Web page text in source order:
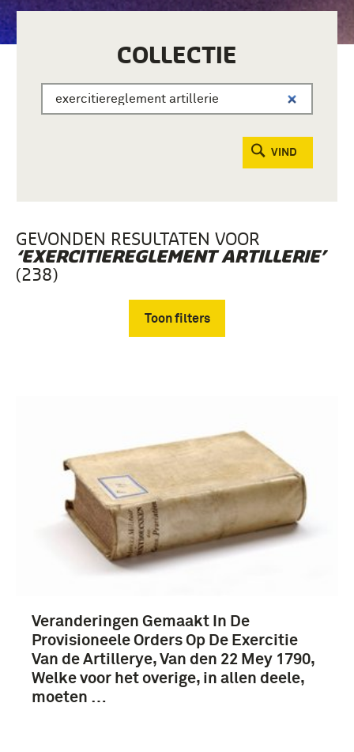
COLLECTIE
VIND
GEVONDEN RESULTATEN VOOR
‘EXERCITIEREGLEMENT ARTILLERIE’
(238)
Toon filters
boek, voorschrift (139)
boek (49)
voorschrift (47)
Koninklijk Nederlands-Indisch Leger (1830-1950)
(66)
Veranderingen Gemaakt In De
Provisioneele Orders Op De Exercitie
Van de Artillerye, Van den 22 Mey 1790,
Welke voor het overige, in allen deele,
moeten …